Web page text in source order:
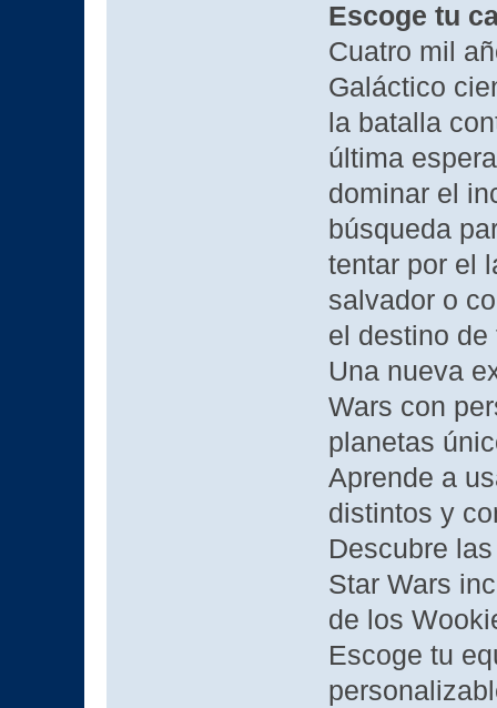
Escoge tu
Cuatro mil
Galáctico
la batalla
última
dominar el
búsqueda
tentar por el
salvador o
el destino
Una nueva
Wars con
planetas
Aprende a
distintos y
Descubre
Star Wars
de los
Escoge tu